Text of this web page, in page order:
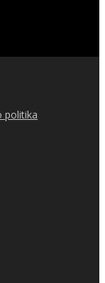
politika